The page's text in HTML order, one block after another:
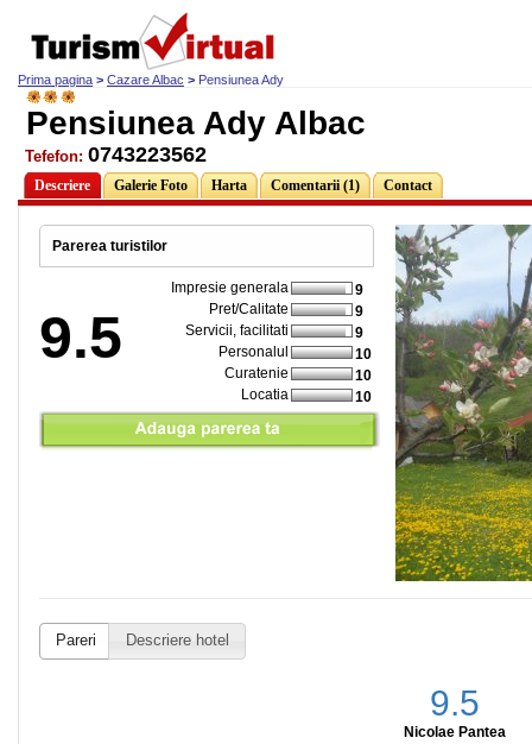
Prima pagina > Cazare Albac > Pensiunea Ady
Pensiunea Ady Albac
Tefefon: 0743223562
Descriere Galerie Foto Harta Comentarii (1) Contact
Parerea turistilor
9.5
Impresie generala
9
Pret/Calitate
9
Servicii, facilitati
9
Personalul
10
Curatenie
10
Locatia
10
Pareri Descriere hotel
9.5
Nicolae Pantea